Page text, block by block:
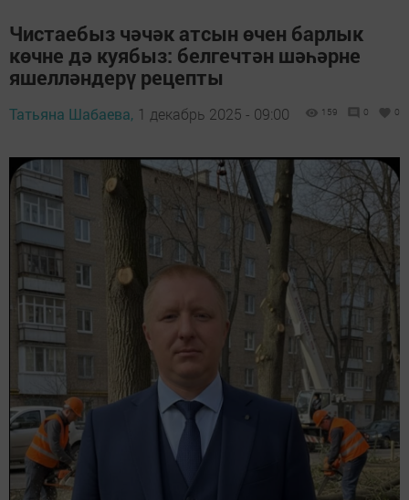
Чистаебыз чәчәк атсын өчен барлык
көчне дә куябыз: белгечтән шәһәрне
яшелләндерү рецепты
Татьяна Шабаева, 1 декабрь 2025 - 09:00 159 0 0